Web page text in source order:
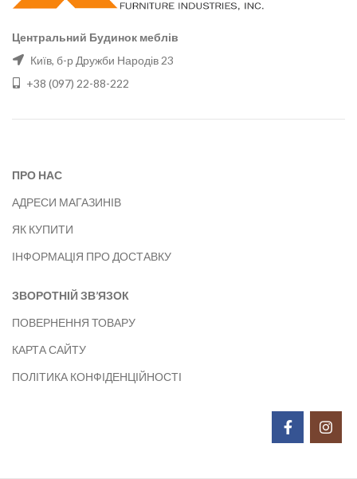
Центральний Будинок меблів
Київ, б-р Дружби Народів 23
+38 (097) 22-88-222
ПРО НАС
АДРЕСИ МАГАЗИНІВ
ЯК КУПИТИ
ІНФОРМАЦІЯ ПРО ДОСТАВКУ
ЗВОРОТНІЙ ЗВ’ЯЗОК
ПОВЕРНЕННЯ ТОВАРУ
КАРТА САЙТУ
ПОЛІТИКА КОНФІДЕНЦІЙНОСТІ